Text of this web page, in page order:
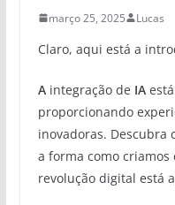
março 25, 2025 Lucas
Claro, aqui está a
Aintegração de IA
proporcionando
inovadoras. Descubra
a forma como criamos
revolução digital está